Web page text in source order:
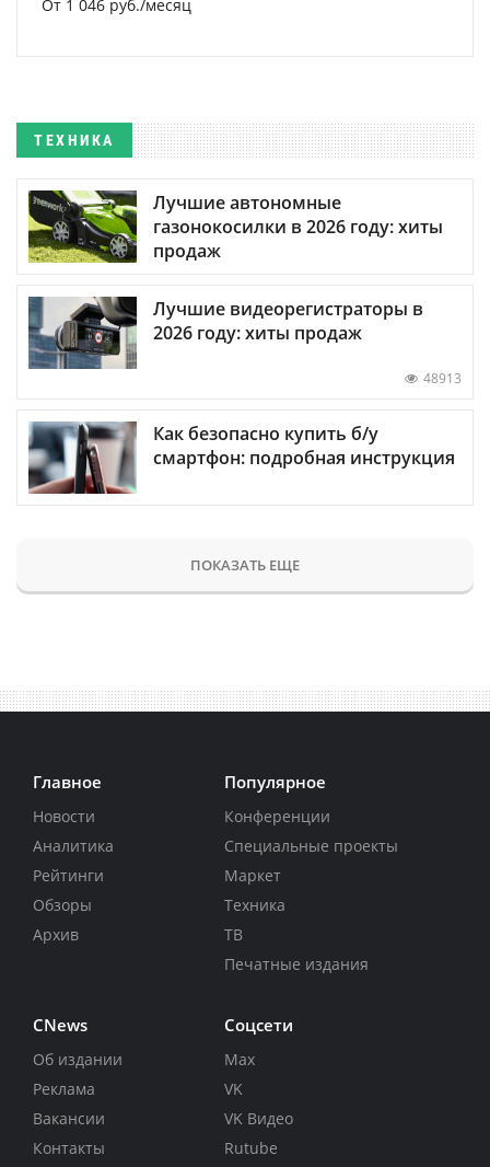
От 1 046 руб./месяц
ТЕХНИКА
Лучшие автономные
газонокосилки в 2026 году: хиты
продаж
Лучшие видеорегистраторы в
2026 году: хиты продаж
48913
Как безопасно купить б/у
смартфон: подробная инструкция
ПОКАЗАТЬ ЕЩЕ
Главное
Новости
Аналитика
Рейтинги
Обзоры
Архив
Популярное
Конференции
Специальные проекты
Маркет
Техника
ТВ
Печатные издания
CNews
Об издании
Реклама
Вакансии
Контакты
Соцсети
Max
VK
VK Видео
Rutube